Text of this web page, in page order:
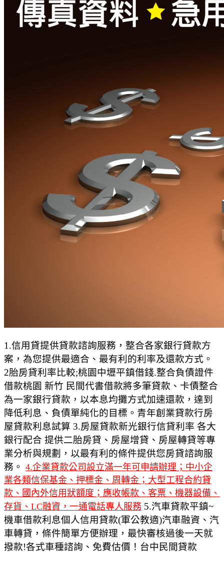
1.信用貸提供貸款諮詢服務，整合各家銀行貸款方
案，為您提供最適合、最有利的利率及還款方式。
2胎房貸利率比較;桃園中壢平鎮借錢.整合負債證件
借款桃園 新竹 民間代書借款將多筆貸款、卡債整合
為一家銀行貸款，以本息均攤方式加速還款，達到
降低利息、負債單純化的目標。青年創業貸款行房
屋貸款利息試算 3.房屋貸款新光銀行信貸利率 各大
銀行配合 提供二胎房貸、房屋增貸、房屋轉貸等專
業分析與規劃，以最有利的條件提供您房貸諮詢服
務。 4.企業貸款公司設立滿一年可申請辦理；中小企
業各類信保基金、押標金、周轉金；大型工程合約貸
款、國內外信用狀額度；應收帳款、客票、機器設備、
存貨、LC融資，一通電話專人服務 5.汽車貸款平鎮~
機車借款利息個人信用貸款(軍公教適)汽車融資、汽
車轉貸，條件簡單方便辦理，最快審核過後一天就
撥款!各式車種諮詢、免費估價！台中民間貸款